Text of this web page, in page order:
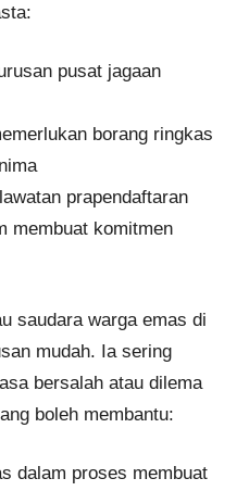
pusat jagaan
borang ringkas
prapendaftaran
membuat komitmen
saudara warga emas di
mudah. Ia sering
bersalah atau dilema
boleh membantu:
dalam proses membuat